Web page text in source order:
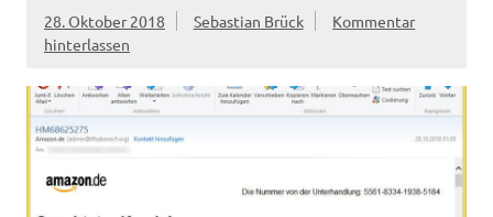
28. Oktober 2018 Sebastian Brück
Kommentar
hinterlassen